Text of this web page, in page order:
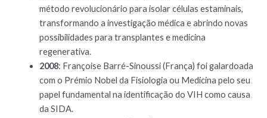
método revolucionário para isolar células estaminais,
transformando a investigação médica e abrindo novas
possibilidades para transplantes e medicina
regenerativa.
2008: Françoise Barré-Sinoussi (França) foi galardoada
com o Prémio Nobel da Fisiologia ou Medicina pelo seu
papel fundamental na identificação do VIH como causa
da SIDA.